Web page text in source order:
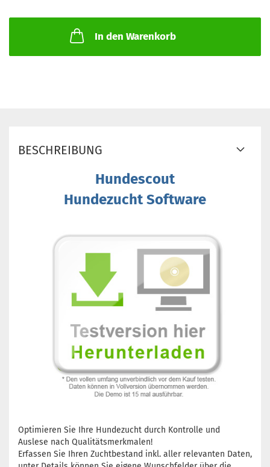
In den Warenkorb
BESCHREIBUNG
Hundescout
Hundezucht Software
Optimieren Sie Ihre Hundezucht durch Kontrolle und
Auslese nach Qualitätsmerkmalen!
Erfassen Sie Ihren Zuchtbestand inkl. aller relevanten Daten,